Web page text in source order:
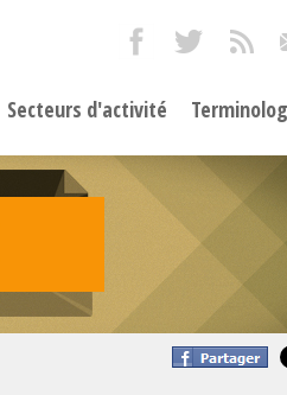
Secteurs d'activité